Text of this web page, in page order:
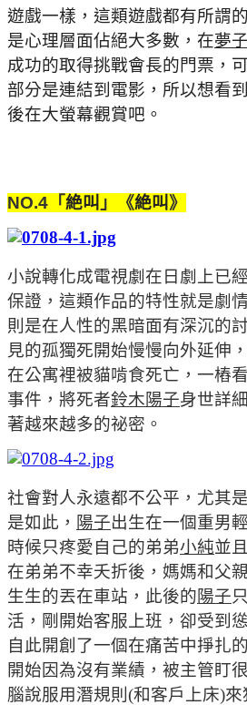
遊戲一樣，這類遊戲都有所謂
是心理層面佔絕大多數，在夢子
成功的取得挑戰會長的門票，
部分是連結到電影，所以想看
後在大螢幕觀賞吧。
NO.4 「絶叫 」《絶叫》
小說轉化成電視劇在日劇上已
保證，這類作品的特性就是劇
則是在人性的黑暗面有深沉的
見的孤獨死開始慢慢向外延伸
在公寓裡被貓啃食死亡，一樁
事件，將死者鈴木陽子身世詳
著越來越多的祕密。
社會對人永遠都不公平，尤其
是如此， 陽子出生在一個重男
時候只疼愛自己的弟弟小純並
在弟弟不幸夭折後，媽媽和父
生生的丟在車站，此後的陽子
活，剛開始客服上班，卻受到
自此開創了一個在痛苦中掙扎
開始因為沒有業績，被主管盯
腦說服用潛規則(和客戶上床)